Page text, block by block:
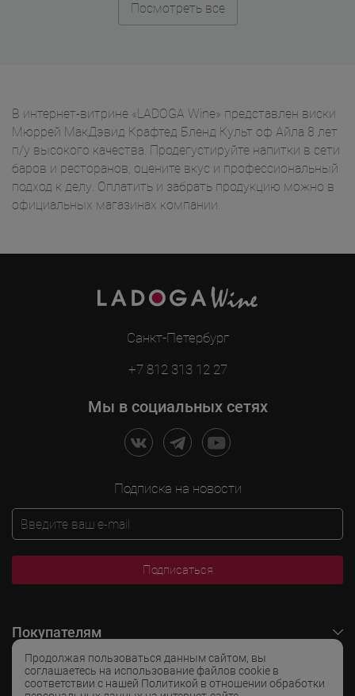
Посмотреть все
Продолжая пользоваться данным сайтом, вы
соглашаетесь на использование файлов cookie в
соответствии с нашей Политикой в отношении обработки
В интернет-витрине «LADOGA Wine» представлен виски
Мюррей МакДэвид Крафтед Бленд Культ оф Айла 8 лет
п/у высокого качества. Продегустируйте напитки в сети
баров и ресторанов, оцените вкус и профессиональный
подход к делу. Оплатить и забрать продукцию можно в
официальных магазинах компании.
Санкт-Петербург
+7 812 313 12 27
Мы в социальных сетях
Подписка на новости
Подписаться
Покупателям
O LADOGA Wine